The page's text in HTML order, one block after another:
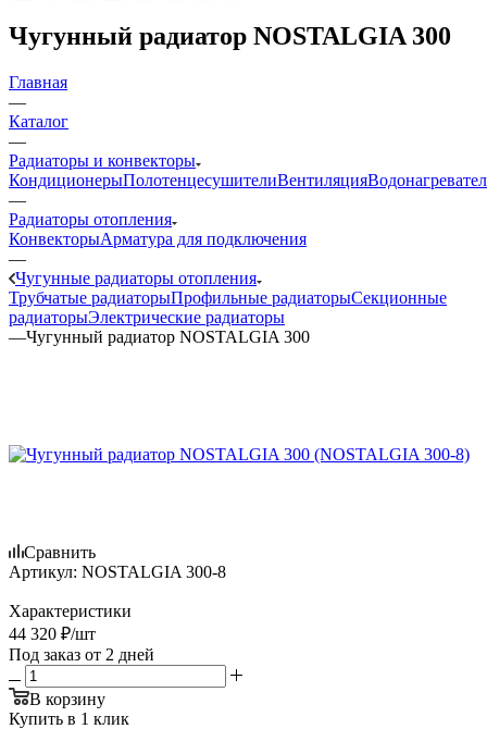
Чугунный радиатор NOSTALGIA 300
Главная
—
Каталог
—
Радиаторы и конвекторы
КондиционерыПолотенцесушителиВентиляция
—
Радиаторы отопления
КонвекторыАрматура для подключения
—
Чугунные радиаторы отопления
Трубчатые радиаторыПрофильные радиаторыСекционные
радиаторыЭлектрические радиаторы
—Чугунный радиатор NOSTALGIA 300
Сравнить
Артикул: NOSTALGIA 300-8
Характеристики
44 320 ₽/шт
Под заказ от 2 дней
В корзину
Купить в 1 клик